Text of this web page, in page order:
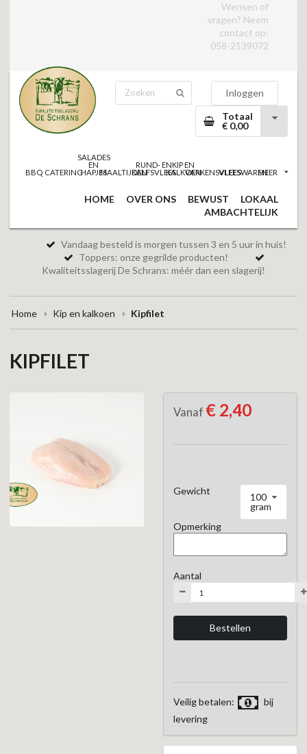
Wensen of
vragen? Neem
contact op:
058-2139072
Inloggen
Totaal
€ 0,00
BBQ CATERING
SALADES
EN
HAPJESMAALTIJDEN
RUND- EN
KALFSVLEES
KIP EN
KALKOENVARKENSVLEESVLEESWARENMEER
HOME OVER ONS BEWUST
LOKAAL
AMBACHTELIJK
Vandaag besteld is morgen tussen 3 en 5 uur in huis!
Toppers: onze gegrilde producten!
Kwaliteitsslagerij De Schrans: méér dan een slagerij!
Home Kip en kalkoen Kipfilet
KIPFILET
Vanaf € 2,40
Gewicht
100
gram
Opmerking
Aantal
Veilig betalen:
bij
levering